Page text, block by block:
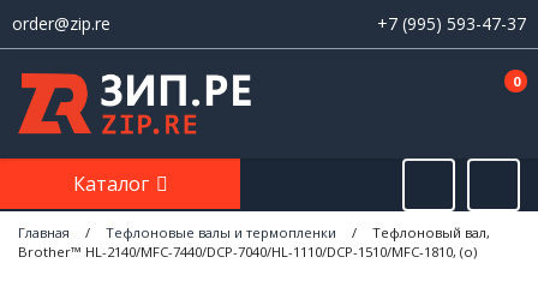
order@zip.re +7 (995) 593-47-37
0
Каталог
Главная / Тефлоновые валы и термопленки /
Тефлоновый вал,
Brother™ HL-2140/MFC-7440/DCP-7040/HL-1110/DCP-1510/MFC-1810, (o)